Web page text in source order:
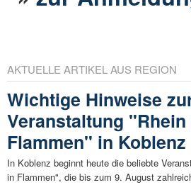
AKTUELLE ARTIKEL AUS REGION
Wichtige Hinweise
Veranstaltung "Rhein
Flammen" in Koblenz
In Koblenz beginnt heute die beliebte
in Flammen", die bis zum 9. August